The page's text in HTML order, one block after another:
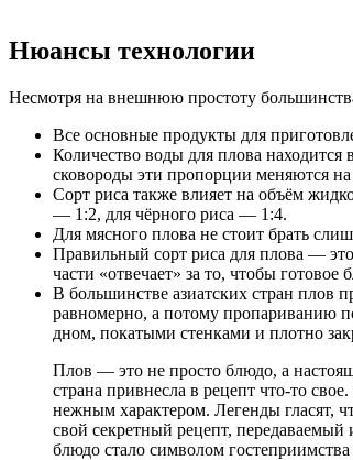
Нюансы технологии
Несмотря на внешнюю простоту
Все основные продукты для
Количество воды для плова находится
сковороды эти пропорции меняются на
Сорт риса также влияет на объём
— 1:2, для чёрного риса — 1:4.
Для мясного плова не стоит брать
Правильный сорт риса для плова —
части «отвечает» за то, чтобы
В большинстве азиатских стран плов
равномерно, а потому пропариванию
дном, покатыми стенками и плотно
Плов — это не просто блюдо, а
страна привнесла в рецепт что-то
нежным характером. Легенды гласят,
свой секретный рецепт, передаваемый
блюдо стало символом